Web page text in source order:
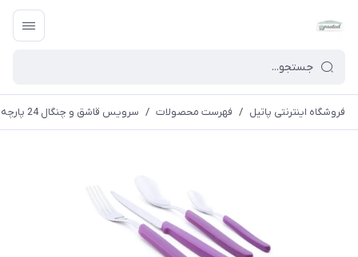
فروشگاه اینترنتی پاتیل / فهرست محصولات / سرویس قاشق و چنگال 24 پارچه ترامونتینا کد 22362